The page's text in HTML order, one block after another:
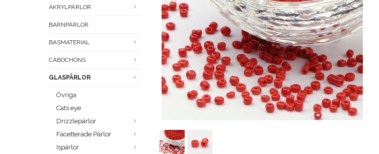
AKRYLPÄRLOR
BARNPÄRLOR
BASMATERIAL
CABOCHONS
GLASPÄRLOR
Övriga
Cats eye
Drizzlepärlor
Facetterade Pärlor
Ispärlor